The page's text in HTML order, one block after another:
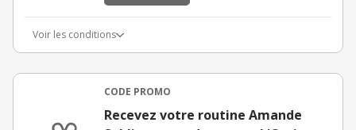
Voir les conditions
CODE PROMO
Recevez votre routine Amande